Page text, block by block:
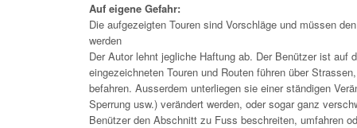
Auf eigene Gefahr:
Die aufgezeigten Touren sind Vorschläge und müssen
werden
Der Autor lehnt jegliche Haftung ab. Der Benützer ist
eingezeichneten Touren und Routen führen über
befahren. Ausserdem unterliegen sie einer ständigen
Sperrung usw.) verändert werden, oder sogar ganz
Benützer den Abschnitt zu Fuss beschreiten, umfahren